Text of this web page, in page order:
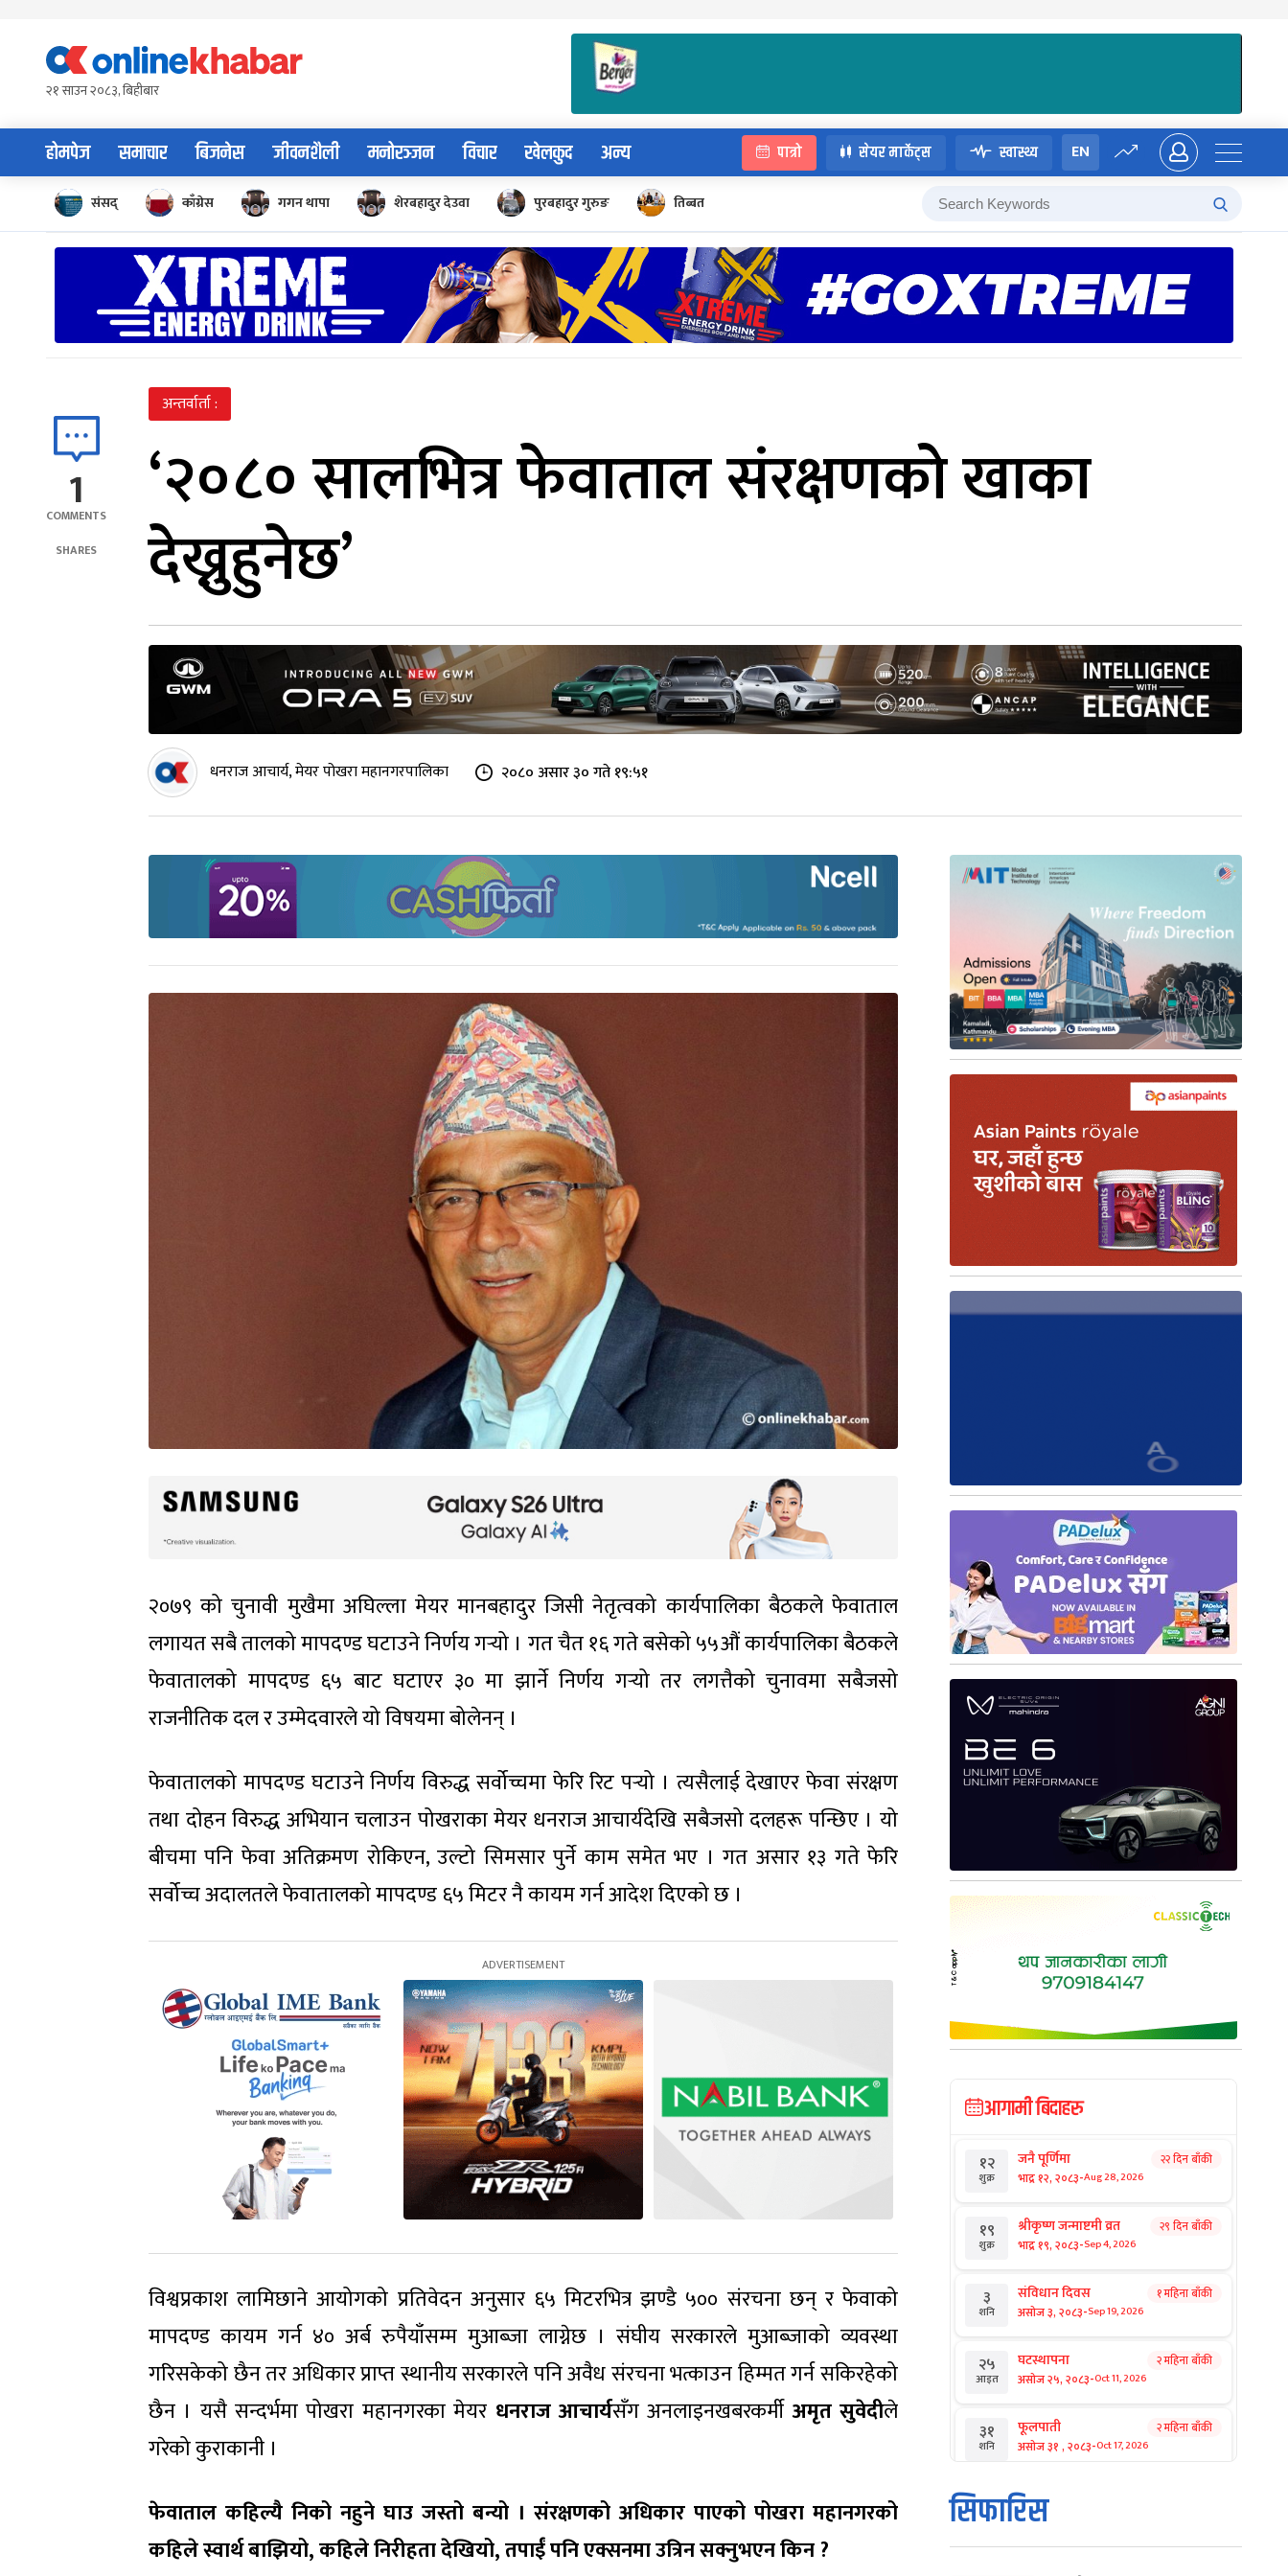
content२१ साउन २०८३, बिहीबार
होमपेज समाचार बिजनेस जीवनशैली मनोरञ्जन विचार खेलकुद अन्य पात्रो सेयर मार्केट्स स्वास्थ्य EN
संसद् काँग्रेस गगन थापा शेरबहादुर देउवा पुरबहादुर गुरुङ तिब्बत
1
COMMENTS
SHARES
अन्तर्वार्ता :
‘२०८० सालभित्र फेवाताल संरक्षणको खाका
देख्नुहुनेछ’
धनराज आचार्य, मेयर पोखरा महानगरपालिका २०८० असार ३० गते १९:५१
२०७९ को चुनावी मुखैमा अघिल्ला मेयर मानबहादुर जिसी नेतृत्वको कार्यपालिका बैठकले फेवाताल
लगायत सबै तालको मापदण्ड घटाउने निर्णय गर्‍यो । गत चैत १६ गते बसेको ५५औं कार्यपालिका बैठकले
फेवातालको मापदण्ड ६५ बाट घटाएर ३० मा झार्ने निर्णय गर्‍यो तर लगत्तैको चुनावमा सबैजसो
राजनीतिक दल र उम्मेदवारले यो विषयमा बोलेनन् ।
फेवातालको मापदण्ड घटाउने निर्णय विरुद्ध सर्वोच्चमा फेरि रिट पर्‍यो । त्यसैलाई देखाएर फेवा संरक्षण
तथा दोहन विरुद्ध अभियान चलाउन पोखराका मेयर धनराज आचार्यदेखि सबैजसो दलहरू पन्छिए । यो
बीचमा पनि फेवा अतिक्रमण रोकिएन, उल्टो सिमसार पुर्ने काम समेत भए । गत असार १३ गते फेरि
सर्वोच्च अदालतले फेवातालको मापदण्ड ६५ मिटर नै कायम गर्न आदेश दिएको छ ।
विश्वप्रकाश लामिछाने आयोगको प्रतिवेदन अनुसार ६५ मिटरभित्र झण्डै ५०० संरचना छन् र फेवाको
मापदण्ड कायम गर्न ४० अर्ब रुपैयाँसम्म मुआब्जा लाग्नेछ । संघीय सरकारले मुआब्जाको व्यवस्था
गरिसकेको छैन तर अधिकार प्राप्त स्थानीय सरकारले पनि अवैध संरचना भत्काउन हिम्मत गर्न सकिरहेको
छैन । यसै सन्दर्भमा पोखरा महानगरका मेयर धनराज आचार्यसँग अनलाइनखबरकर्मीअमृत सुवेदीले
गरेको कुराकानी ।
फेवाताल कहिल्यै निको नहुने घाउ जस्तो बन्यो । संरक्षणको अधिकार पाएको पोखरा महानगरको
कहिले स्वार्थ बाझियो, कहिले निरीहता देखियो, तपाईं पनि एक्सनमा उत्रिन सक्नुभएन किन ?
आगामी बिदाहरु
१२
शुक्र
जनै पूर्णिमा
भाद्र १२, २०८३-Aug 28, 2026
२२ दिन बाँकी
१९
शुक्र
श्रीकृष्ण जन्माष्टमी व्रत
भाद्र १९, २०८३-Sep 4, 2026
२९ दिन बाँकी
३
शनि
संविधान दिवस
असोज ३, २०८३-Sep 19, 2026
१ महिना बाँकी
२५
आइत
घटस्थापना
असोज २५, २०८३-Oct 11, 2026
२ महिना बाँकी
३१
शनि
फूलपाती
असोज ३१ , २०८३-Oct 17, 2026
२ महिना बाँकी
१
आइत
कार्तिक सङ्क्रान्ति
कार्तिक १, २०८३
सिफारिस